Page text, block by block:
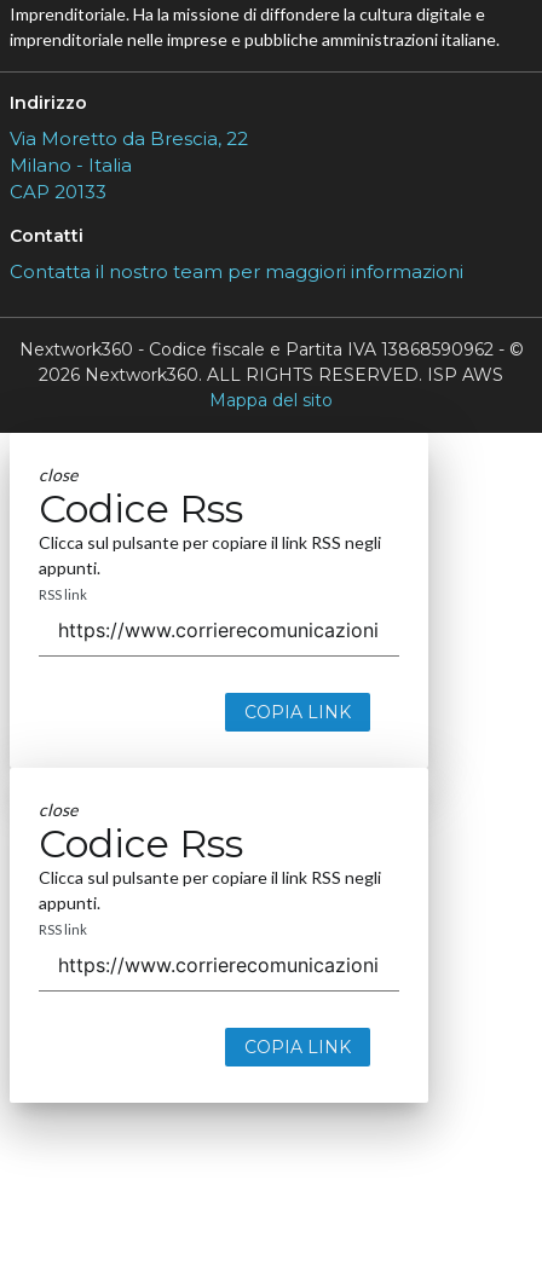
Imprenditoriale. Ha la missione di diffondere la cultura digitale e
imprenditoriale nelle imprese e pubbliche amministrazioni italiane.
Indirizzo
Via Moretto da Brescia, 22
Milano - Italia
CAP 20133
Contatti
Contatta il nostro team per maggiori informazioni
Nextwork360 - Codice fiscale e Partita IVA 13868590962 - ©
2026 Nextwork360. ALL RIGHTS RESERVED. ISP AWS
Mappa del sito
close
Codice Rss
Clicca sul pulsante per copiare il link RSS negli
appunti.
RSS link
COPIA LINK
close
Codice Rss
Clicca sul pulsante per copiare il link RSS negli
appunti.
RSS link
COPIA LINK